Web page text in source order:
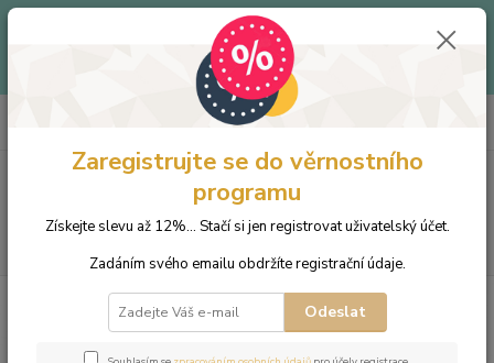
Až -40% - Objevte produkty v letním outletu za skvělé ceny!
Platí do vyprodání zásob.
Doprava od 39 Kč k nákupu nad
CZK
(Po-Pá, 9-15:30 hod.)
za0 Kč
Náramek z přírodních kamenů a perly
Swarovski - petrolejový jadeit a hematit
Zaregistrujte se do věrnostního
programu
Získejte slevu až 12%... Stačí si jen registrovat uživatelský účet.
Zadáním svého emailu obdržíte registrační údaje.
Odeslat